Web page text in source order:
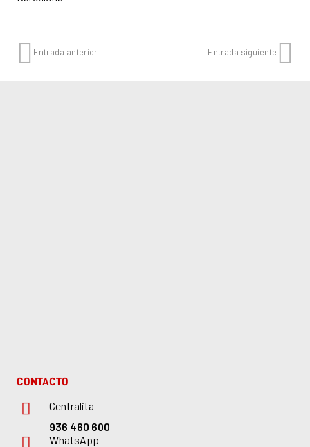
Entrada anterior Entrada siguiente
CONTACTO
Centralita
936 460 600
WhatsApp